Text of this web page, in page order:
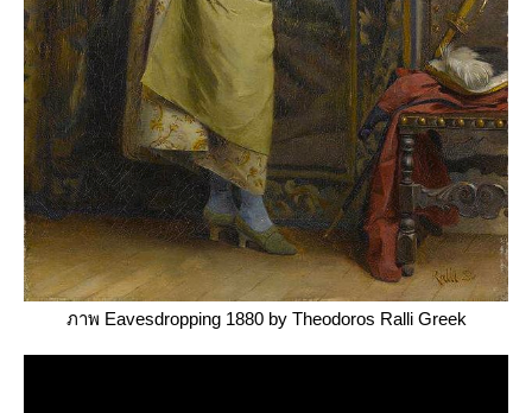
ภาพ Eavesdropping 1880 by Theodoros Ralli Greek